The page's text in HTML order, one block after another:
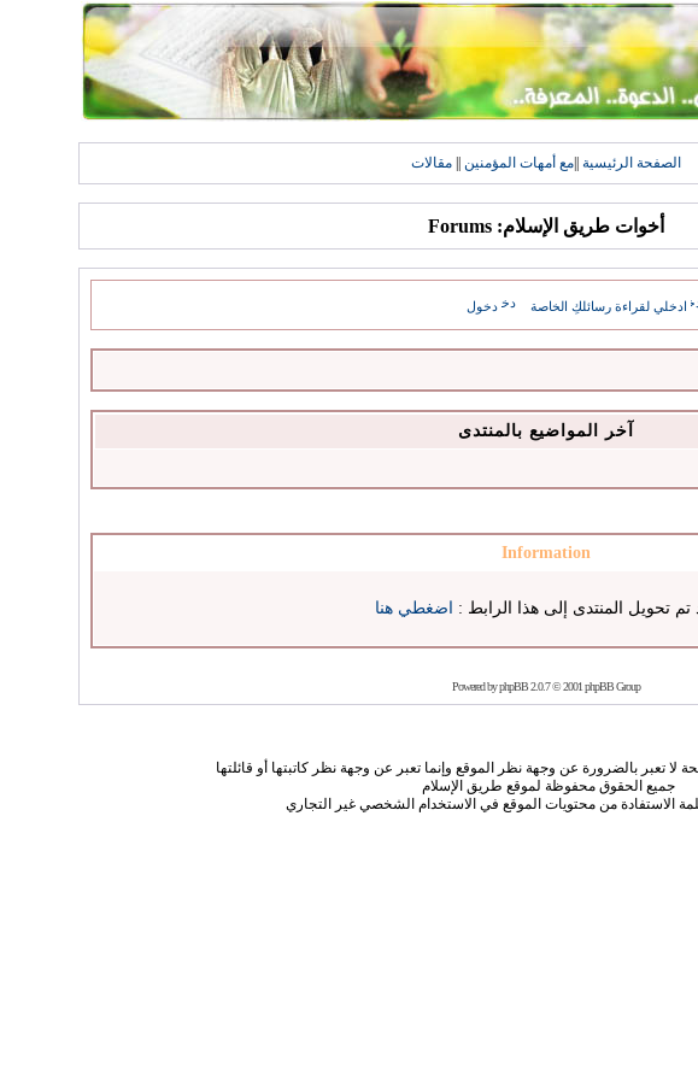
الصفحة الرئيسية مع أمهات المؤمنين مقالات
أخوات طريق الإسلام: Forums
ادخلي لقراءة رسائلكِ الخاصة دخول
آخر المواضيع بالمنتدى
Information
تم تحويل المنتدى إلى هذا الرابط : اضغطي هنا
Powered byphpBB2.0.7 © 2001 phpBB Group
لا تعبر بالضرورة عن وجهة نظر الموقع وإنما تعبر عن وجهة نظر كاتبتها أو قائلتها
جميع الحقوق محفوظة لموقع طريق الإسلام
الاستفادة من محتويات الموقع في الاستخدام الشخصي غير التجاري